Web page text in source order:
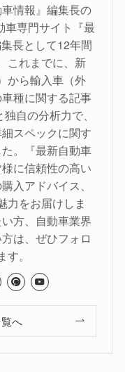
情報』編集長の
車専門サイト『最
長として12年間
これまでに、新
から輸入車（外
種に関する記事
自の分析力で、
スペックに関す
。『最新自動車
に信頼性の高い
入アドバイス、
力をお届けしま
方、自動車業界
は、ぜひフォロ
。
へ